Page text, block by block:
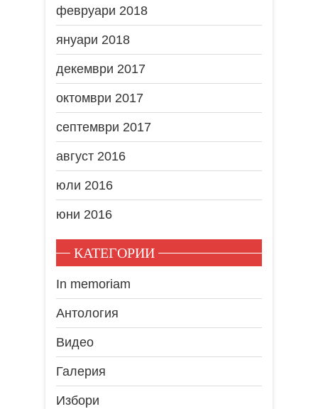
февруари 2018
януари 2018
декември 2017
октомври 2017
септември 2017
август 2016
юли 2016
юни 2016
КАТЕГОРИИ
In memoriam
Антология
Видео
Галерия
Избори